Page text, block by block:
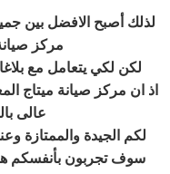
لذلك أصبح الافضل بين
مركز
لكن لكي يتعامل مع
اذ ان مركز صيانة ميتاج
عالى
لكم الجيدة والممتازة
سوف تجربون بأنفسكم